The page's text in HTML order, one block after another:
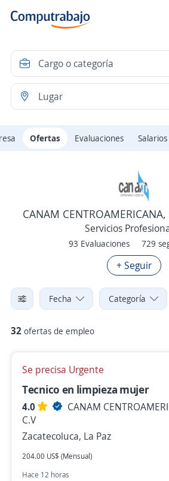
Ofertas Evaluaciones Salarios
CANAM CENTROAMERICANA,
Servicios
93 Evaluaciones 729
+ Seguir
Fecha Categoría
32 ofertas de empleo
Se precisa Urgente
Tecnico en limpieza mujer
4.0
CANAM
C.V
Zacatecoluca, La Paz
204.00 US$ (Mensual)
Hace 12 horas